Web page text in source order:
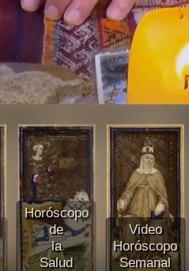
Horóscopo
de
la
Salud
Video
Horóscopo
Semanal